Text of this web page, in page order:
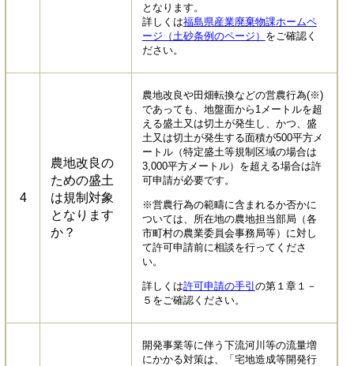
となります。
詳しくは福島県産業廃棄物課ホームペ
ージ（土砂条例のページ） をご確認く
ださい。
4
農地改良の
ための盛土
は規制対象
となります
か？
農地改良や田畑転換などの営農行為(※)
であっても、地盤面から1メートルを超
える盛土又は切土が発生し、かつ、盛
土又は切土が発生する面積が500平方メ
ートル（特定盛土等規制区域の場合は
3,000平方メートル）を超える場合は許
可申請が必要です。
※営農行為の範疇に含まれるか否かに
ついては、所在地の農地担当部局（各
市町村の農業委員会事務局等）に対し
て許可申請前に相談を行ってくださ
い。
詳しくは許可申請の手引 の第１章１－
５をご確認ください。
開発事業等に伴う下流河川等の流量増
にかかる対策は、「宅地造成等開発行